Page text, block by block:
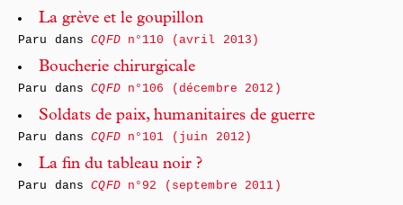
La grève et le goupillon
Paru dansCQFDn°110 (avril 2013)
Boucherie chirurgicale
Paru dansCQFDn°106 (décembre 2012)
Soldats de paix, humanitaires de guerre
Paru dansCQFDn°101 (juin 2012)
La fin du tableau noir ?
Paru dansCQFDn°92 (septembre 2011)